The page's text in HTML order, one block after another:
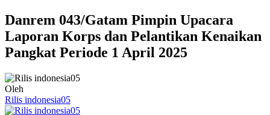
Danrem 043/Gatam Pimpin Upacara
Laporan Korps dan Pelantikan Kenaikan
Pangkat Periode 1 April 2025
Oleh
Rilis indonesia05